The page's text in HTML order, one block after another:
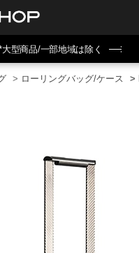
大型商品/一部地域は除く
> ローリングバッグ/ケース >